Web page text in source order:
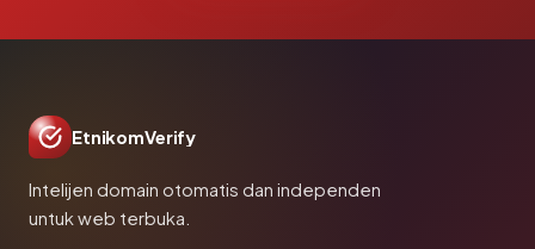
EtnikomVerify
Intelijen domain otomatis dan independen
untuk web terbuka.